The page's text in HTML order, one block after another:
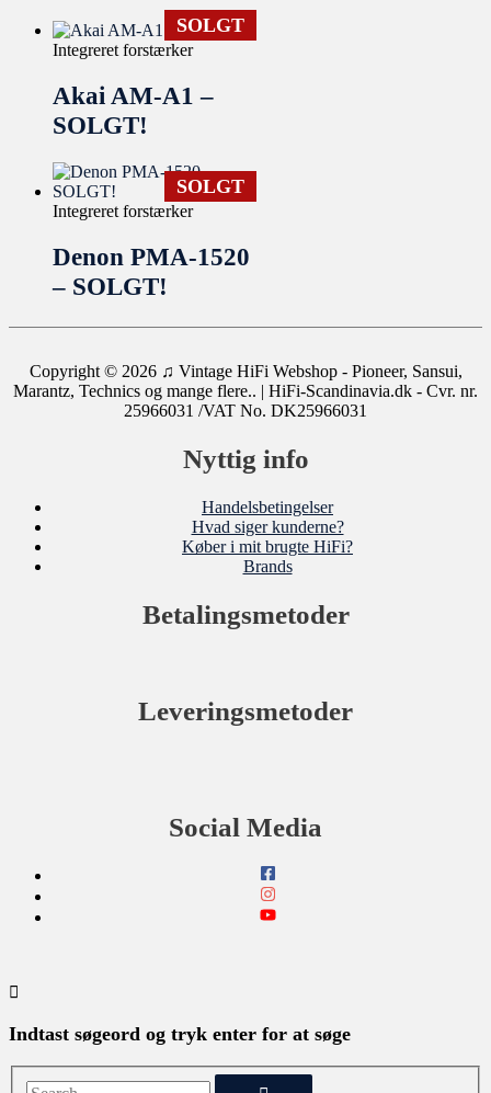
SOLGT
Integreret forstærker
Akai AM-A1 –
SOLGT!
SOLGT
Integreret forstærker
Denon PMA-1520
– SOLGT!
Copyright © 2026 ♫ Vintage HiFi Webshop - Pioneer, Sansui,
Marantz, Technics og mange flere.. | HiFi-Scandinavia.dk - Cvr. nr.
25966031 /VAT No. DK25966031
Nyttig info
Handelsbetingelser
Hvad siger kunderne?
Køber i mit brugte HiFi?
Brands
Betalingsmetoder
Leveringsmetoder
Social Media
Indtast søgeord og tryk enter for at søge